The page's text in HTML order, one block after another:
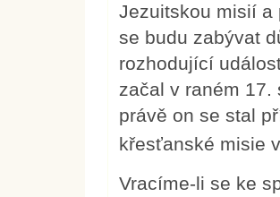
Jezuitskou misií a
se budu zabývat
rozhodující
začal v raném
právě on se stal
křesťanské misie
Vracíme-li se ke